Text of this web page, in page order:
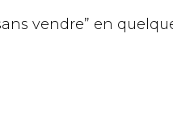
vendre” en